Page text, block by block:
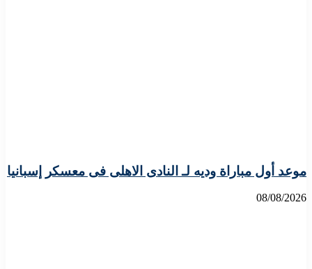
موعد أول مباراة وديه لـ النادى الاهلى فى معسكر إسبانيا
08/08/2026